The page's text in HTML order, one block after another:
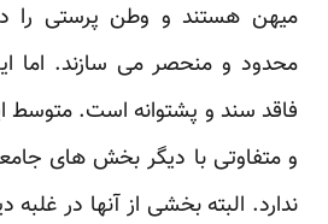
میهن هستند و وطن پرستی را
محدود و منحصر می سازند. اما
فاقد سند و پشتوانه است. متوسط
و متفاوتی با دیگر بخش های
ندارد. البته بخشی از آنها در غلبه